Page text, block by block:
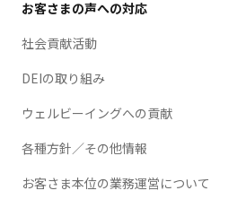
お客さまの声への対応
社会貢献活動
DEIの取り組み
ウェルビーイングへの貢献
各種方針／その他情報
お客さま本位の業務運営について